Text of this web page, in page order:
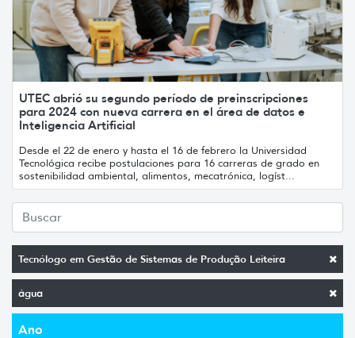
Tecnólogo em Gestão de Sistemas de Produção Leiteira
água
Ano
UTEC abrió su segundo período de preinscripciones
para 2024 con nueva carrera en el área de datos e
Inteligencia Artificial
Desde el 22 de enero y hasta el 16 de febrero la Universidad
Tecnológica recibe postulaciones para 16 carreras de grado en
sostenibilidad ambiental, alimentos, mecatrónica, logíst...